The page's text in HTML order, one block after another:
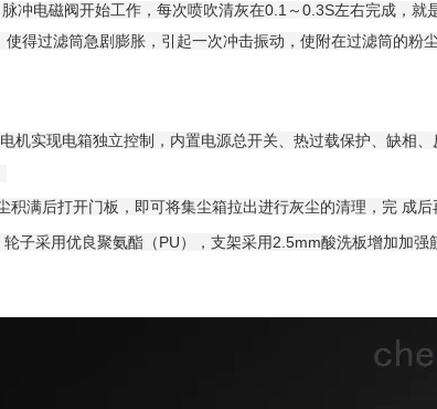
电磁阀开始工作，每次喷吹清灰在0.1～0.3S左右完成，就
得过滤筒急剧膨胀，引起一次冲击振动，使附在过滤筒的粉
机实现电箱独立控制，内置电源总开关、热过载保护、缺相
积满后打开门板，即可将集尘箱拉出进行灰尘的清理，完 成后
子采用优良聚氨酯（PU），支架采用2.5mm酸洗板增加加